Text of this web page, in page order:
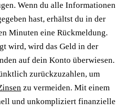
Wenn du alle Informationen
hast, erhältst du in der
Minuten eine Rückmeldung.
wird, wird das Geld in der
auf dein Konto überwiesen.
zurückzuzahlen, um
zu vermeiden. Mit einem
und unkompliziert finanzielle